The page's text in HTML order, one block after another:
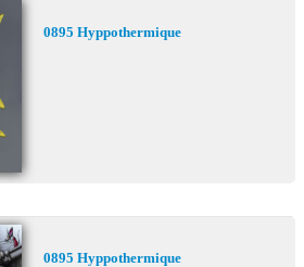
0895 Hyppothermique
0895 Hyppothermique